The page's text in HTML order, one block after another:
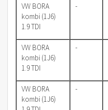
VW BORA
kombi (1J6)
1.9 TDI
-
VW BORA
kombi (1J6)
1.9 TDI
-
VW BORA
kombi (1J6)
-